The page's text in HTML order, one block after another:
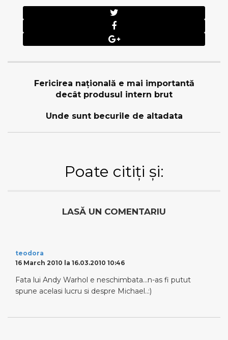
Fericirea naţională e mai importantă
decât produsul intern brut
Unde sunt becurile de altadata
Poate citiți și:
LASĂ UN COMENTARIU
teodora
16 March 2010 la 16.03.2010 10:46
Fata lui Andy Warhol e neschimbata…n-as fi putut
spune acelasi lucru si despre Michael..:)